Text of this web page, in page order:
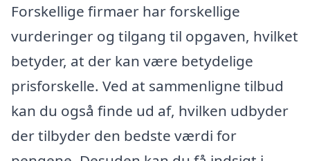
Forskellige firmaer har forskellige
vurderinger og tilgang til opgaven, hvilket
betyder, at der kan være betydelige
prisforskelle. Ved at sammenligne tilbud
kan du også finde ud af, hvilken udbyder
der tilbyder den bedste værdi for